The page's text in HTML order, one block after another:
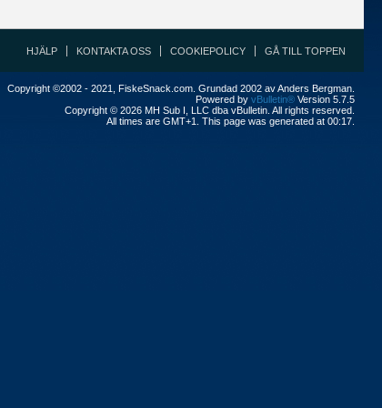
HJÄLP KONTAKTA OSS COOKIEPOLICY GÅ TILL TOPPEN
Copyright ©2002 - 2021, FiskeSnack.com. Grundad 2002 av Anders Bergman.
Powered by vBulletin® Version 5.7.5
Copyright © 2026 MH Sub I, LLC dba vBulletin. All rights reserved.
All times are GMT+1. This page was generated at 00:17.